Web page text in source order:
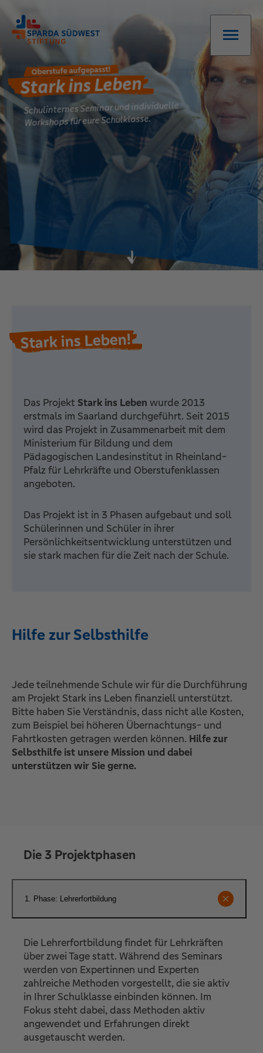
Oberstufe aufgepasst!
Stark ins Leben
Schulinternes Seminar und individuelle
Workshops für eure Schulklasse.
Stark ins Leben!
Das Projekt Stark ins Leben wurde 2013
erstmals im Saarland durchgeführt. Seit 2015
wird das Projekt in Zusammenarbeit mit dem
Ministerium für Bildung und dem
Pädagogischen Landesinstitut in Rheinland-
Pfalz für Lehrkräfte und Oberstufenklassen
angeboten.
Das Projekt ist in 3 Phasen aufgebaut und soll
Schülerinnen und Schüler in ihrer
Persönlichkeitsentwicklung unterstützen und
sie stark machen für die Zeit nach der Schule.
Hilfe zur Selbsthilfe
Jede teilnehmende Schule wir für die Durchführung
am Projekt Stark ins Leben finanziell unterstützt.
Bitte haben Sie Verständnis, dass nicht alle Kosten,
zum Beispiel bei höheren Übernachtungs- und
Fahrtkosten getragen werden können. Hilfe zur
Selbsthilfe ist unsere Mission und dabei
unterstützen wir Sie gerne.
Die 3 Projektphasen
1. Phase: Lehrerfortbildung
Die Lehrerfortbildung findet für Lehrkräften
über zwei Tage statt. Während des Seminars
werden von Expertinnen und Experten
zahlreiche Methoden vorgestellt, die sie aktiv
in Ihrer Schulklasse einbinden können. Im
Fokus steht dabei, dass Methoden aktiv
angewendet und Erfahrungen direkt
ausgetauscht werden.